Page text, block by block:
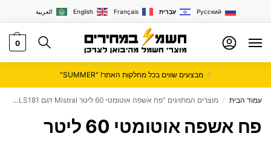
العربية English Français עִבְרִית Русский
0
מבצעים שווים בכל מחלקות האתר! "SUMMER"
עמוד הבית / מוצרים המתויגים “פח אשפה אוטומטי 60 ליטר Mistral דגם SS60LS181”
פח אשפה אוטומטי 60 ליטר